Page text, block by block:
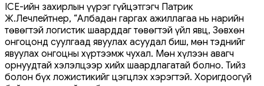
ICE-ийн захирлын үүрэг гүйцэтгэгч Патрик
Ж.Лечлейтнер, “Албадан гаргах ажиллагаа нь нарийн
төвөгтэй логистик шаарддаг төвөгтэй үйл явц, Зөвхөн
онгоцонд суулгаад явуулах асуудал биш, мөн тэднийг
явуулах онгоцны хүртээмж чухал. Мөн хүлээн авагч
орнуудтай хэлэлцээр хийх шаардлагатай болно. Тийз
болон бүх ложистикийг цэгцлэх хэрэгтэй. Хоригдоогүй